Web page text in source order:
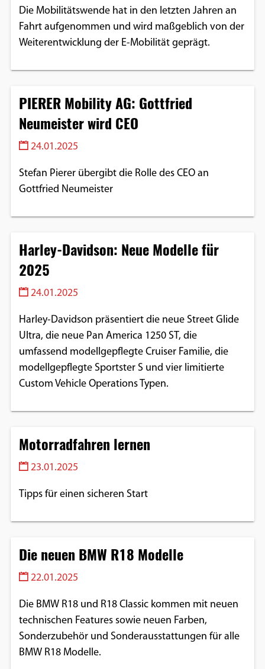
Die Mobilitätswende hat in den letzten Jahren an
Fahrt aufgenommen und wird maßgeblich von der
Weiterentwicklung der E-Mobilität geprägt.
PIERER Mobility AG: Gottfried
Neumeister wird CEO
24.01.2025
Stefan Pierer übergibt die Rolle des CEO an
Gottfried Neumeister
Harley-Davidson: Neue Modelle für
2025
24.01.2025
Harley-Davidson präsentiert die neue Street Glide
Ultra, die neue Pan America 1250 ST, die
umfassend modellgepflegte Cruiser Familie, die
modellgepflegte Sportster S und vier limitierte
Custom Vehicle Operations Typen.
Motorradfahren lernen
23.01.2025
Tipps für einen sicheren Start
Die neuen BMW R18 Modelle
22.01.2025
Die BMW R18 und R18 Classic kommen mit neuen
technischen Features sowie neuen Farben,
Sonderzubehör und Sonderausstattungen für alle
BMW R18 Modelle.